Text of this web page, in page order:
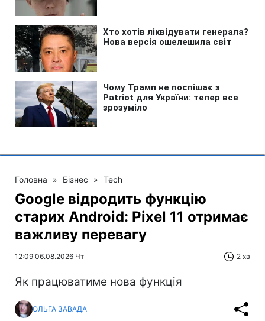
Головна » Бізнес » Tech
Google відродить функцію
старих Android: Pixel 11 отримає
важливу перевагу
12:09 06.08.2026 Чт 2 хв
Як працюватиме нова функція
ОЛЬГА ЗАВАДА